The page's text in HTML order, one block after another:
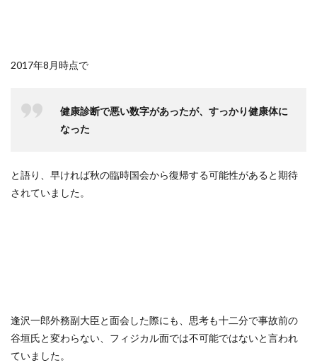
2017年8月時点で
健康診断で悪い数字があったが、すっかり健康体に
なった
と語り、早ければ秋の臨時国会から復帰する可能性があると期待
されていました。
逢沢一郎外務副大臣と面会した際にも、思考も十二分で事故前の
谷垣氏と変わらない、フィジカル面では不可能ではないと言われ
ていました。